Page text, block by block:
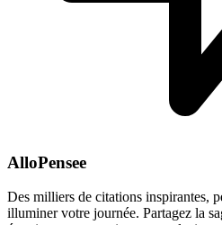
AlloPensee
Des milliers de citations inspirantes,
illuminer votre journée. Partagez la